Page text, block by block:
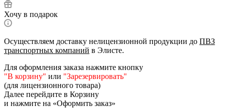
Хочу в подарок
Осуществляем доставку нелицензионной продукции до ПВЗ
транспортных компаний в Элисте.
Для оформления заказа нажмите кнопку
"В корзину" или "Зарезервировать"
(для лицензионного товара)
Далее перейдите в Корзину
и нажмите на «Оформить заказ»